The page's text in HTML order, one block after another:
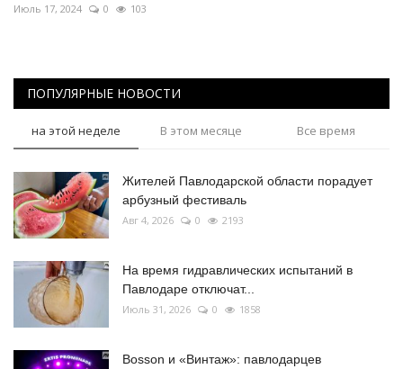
Июль 17, 2024 0 103
ПОПУЛЯРНЫЕ НОВОСТИ
на этой неделе В этом месяце Все время
Жителей Павлодарской области порадует
арбузный фестиваль
Авг 4, 2026 0 2193
На время гидравлических испытаний в
Павлодаре отключат...
Июль 31, 2026 0 1858
Bosson и «Винтаж»: павлодарцев